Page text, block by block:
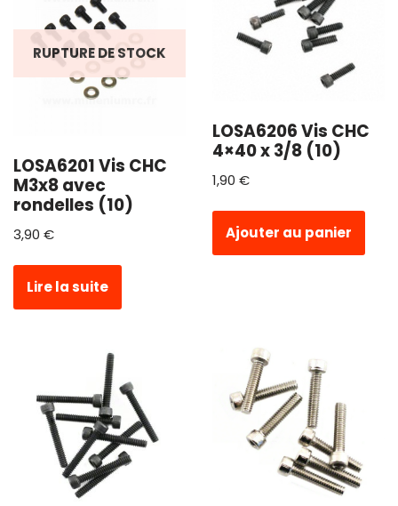
RUPTURE DE STOCK
LOSA6201 Vis CHC
M3x8 avec
rondelles (10)
3,90 €
Lire la suite
LOSA6206 Vis CHC
4×40 x 3/8 (10)
1,90 €
Ajouter au panier